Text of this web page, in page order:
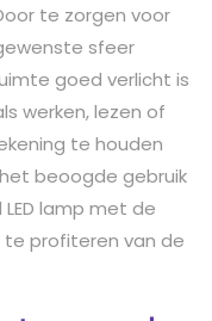
te zorgen voor
sfeer
goed verlicht is
werken, lezen of
te houden
beoogde gebruik
lamp met de
profiteren van de